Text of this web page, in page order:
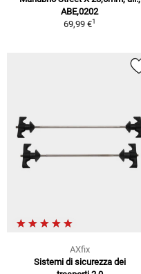
ABE,0202
69,99 €1
AXfix
Sistemi di sicurezza dei